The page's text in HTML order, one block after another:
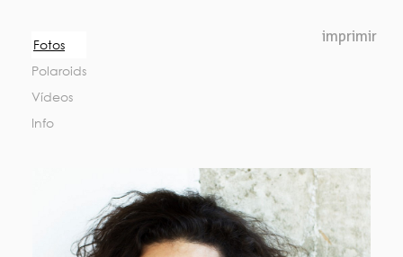
imprimir
Fotos
Polaroids
Vídeos
Info